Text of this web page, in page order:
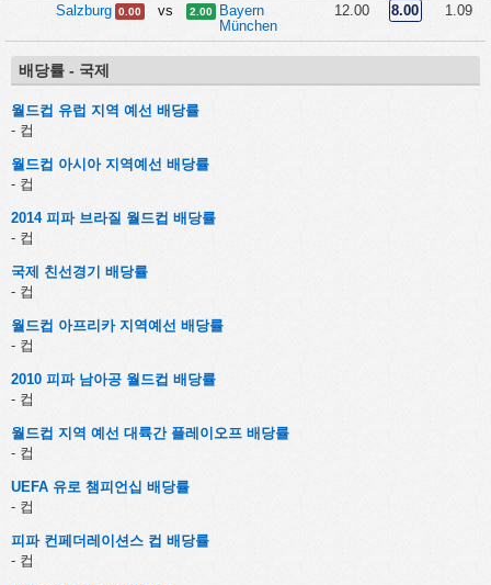
Salzburg 0.00 vs 2.00
Bayern
München
12.00 8.00 1.09
배당률 - 국제
월드컵 유럽 지역 예선 배당률
- 컵
월드컵 아시아 지역예선 배당률
- 컵
2014 피파 브라질 월드컵 배당률
- 컵
국제 친선경기 배당률
- 컵
월드컵 아프리카 지역예선 배당률
- 컵
2010 피파 남아공 월드컵 배당률
- 컵
월드컵 지역 예선 대륙간 플레이오프 배당률
- 컵
UEFA 유로 챔피언십 배당률
- 컵
피파 컨페더레이션스 컵 배당률
- 컵